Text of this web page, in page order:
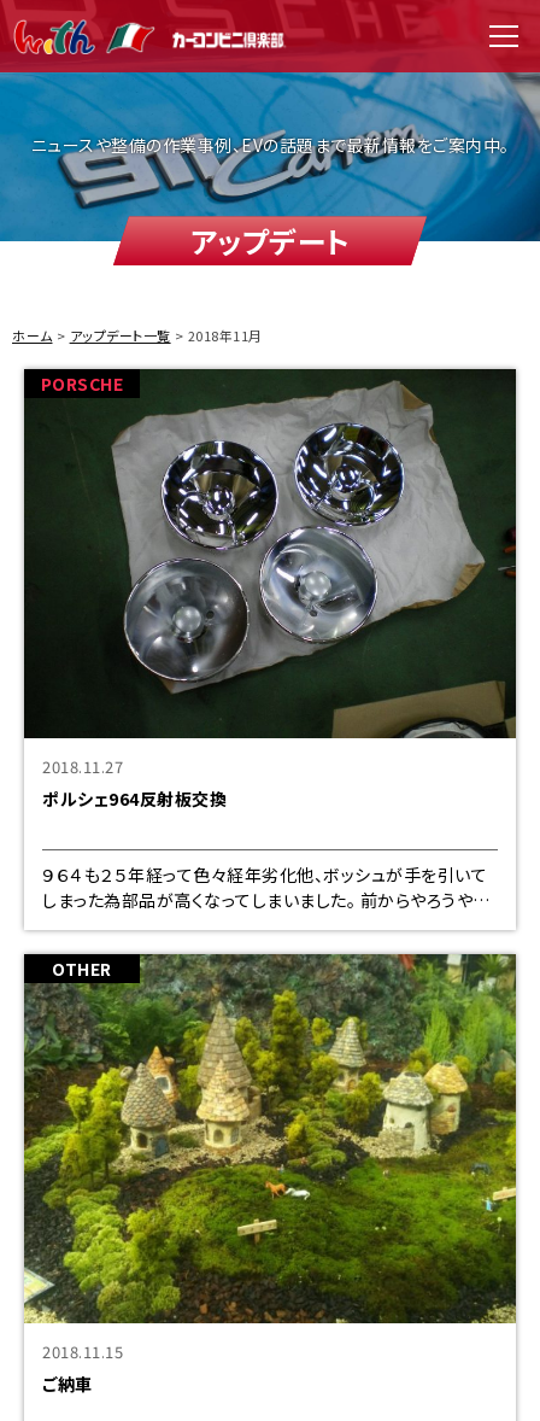
WITH（ウィズ） menu
ニュースや整備の作業事例、EVの話題まで最新情報をご案内中。
アップデート
ホーム アップデート一覧 2018年11月
PORSCHE
2018.11.27
ポルシェ964反射板交換
９６４も２５年経って色々経年劣化他、ボッシュが手を引いて
しまった為部品が高くなってしまいました。 前からやろうやろ
うと思ってた反射板の再メッキです。光度が足らなく車検
が、、、、、から 始まりました。ＨＩＤを組
OTHER
2018.11.15
ご納車